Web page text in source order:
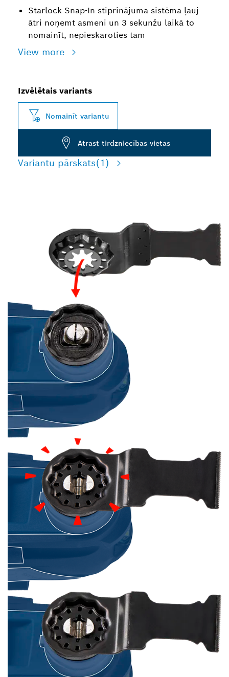
Starlock Snap-In stiprinājuma sistēma ļauj
ātri noņemt asmeni un 3 sekunžu laikā to
nomainīt, nepieskaroties tam
View more
Izvēlētais variants
Nomainīt variantu
Atrast tirdzniecības vietas
Variantu pārskats(1)